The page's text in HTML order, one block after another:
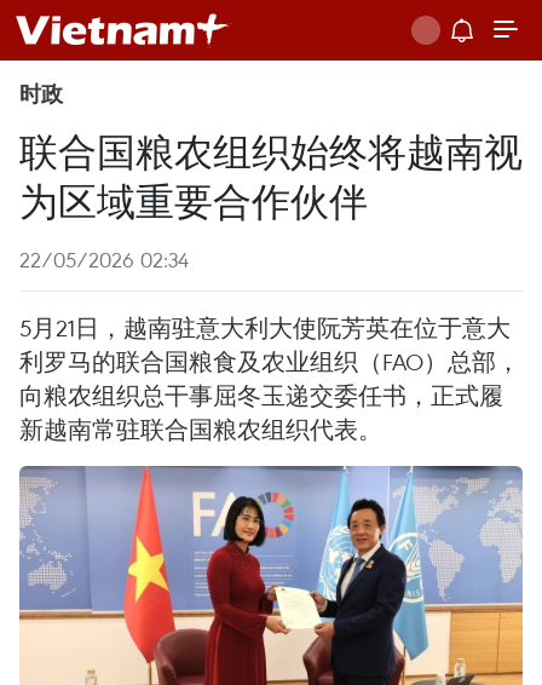
时政
联合国粮农组织始终将越南视
为区域重要合作伙伴
22/05/2026 02:34
5月21日，越南驻意大利大使阮芳英在位于意大
利罗马的联合国粮食及农业组织（FAO）总部，
向粮农组织总干事屈冬玉递交委任书，正式履
新越南常驻联合国粮农组织代表。